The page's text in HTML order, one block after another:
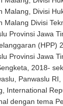
Malang, Divisi
Malang Divisi
Provinsi Jawa
(HPP)
Provinsi Jawa
2018-
Panwaslu RI,
International
dengan tema